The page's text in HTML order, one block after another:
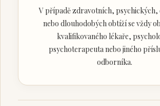
V případě zdravotních, psychických,
nebo dlouhodobých obtíží se vždy
kvalifikovaného lékaře,
psychoterapeuta nebo jiného
odborníka.